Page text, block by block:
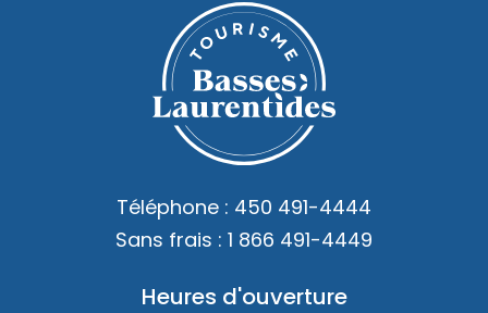
Téléphone : 450 491-4444
Sans frais : 1 866 491-4449
Heures d'ouverture